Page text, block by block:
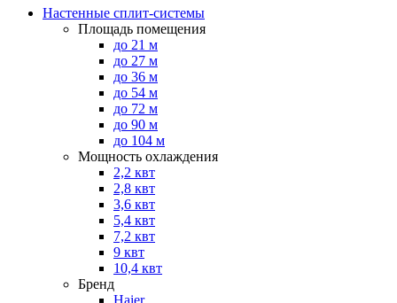
Настенные сплит-системы
Площадь помещения
до 21 м
до 27 м
до 36 м
до 54 м
до 72 м
до 90 м
до 104 м
Мощность охлаждения
2,2 квт
2,8 квт
3,6 квт
5,4 квт
7,2 квт
9 квт
10,4 квт
Бренд
Haier